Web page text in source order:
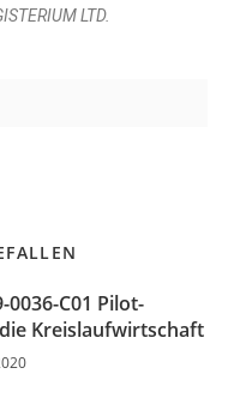
LTD.
0036-C01 Pilot-
Kreislaufwirtschaft